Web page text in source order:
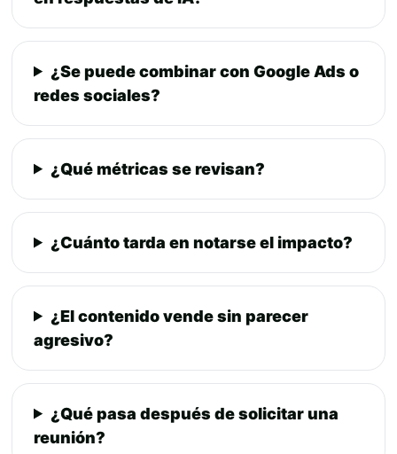
¿Se puede combinar con Google Ads o
redes sociales?
¿Qué métricas se revisan?
¿Cuánto tarda en notarse el impacto?
¿El contenido vende sin parecer
agresivo?
¿Qué pasa después de solicitar una
reunión?